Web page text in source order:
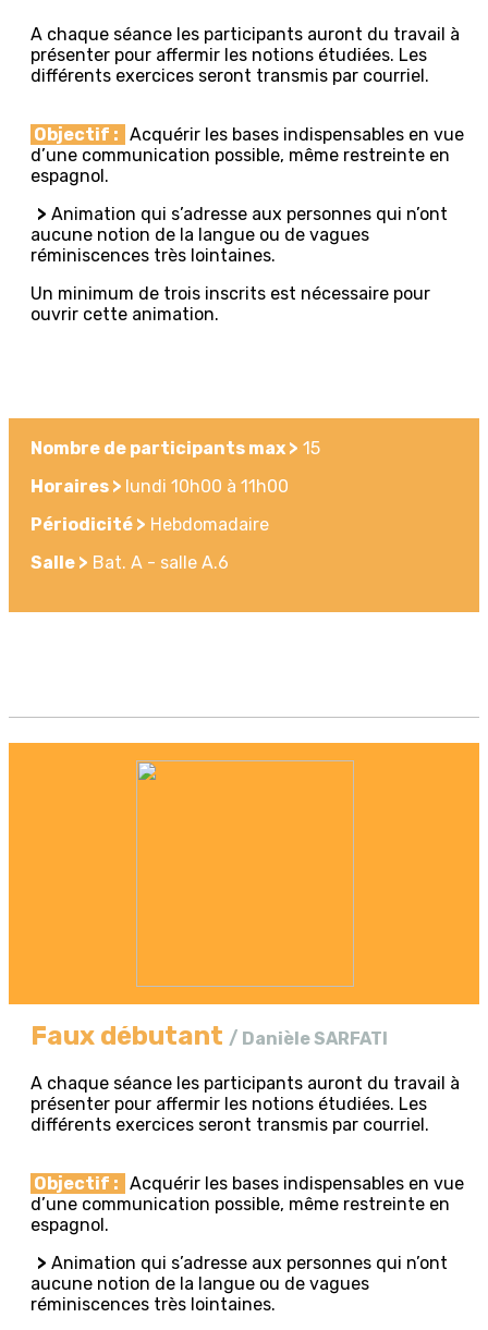
A chaque séance les participants auront du travail à
présenter pour affermir les notions étudiées. Les
différents exercices seront transmis par courriel.
Objectif : Acquérir les bases indispensables en vue
d’une communication possible, même restreinte en
espagnol.
> Animation qui s’adresse aux personnes qui n’ont
aucune notion de la langue ou de vagues
réminiscences très lointaines.
Un minimum de trois inscrits est nécessaire pour
ouvrir cette animation.
Nombre de participants max > 15
Horaires > lundi 10h00 à 11h00
Périodicité > Hebdomadaire
Salle > Bat. A - salle A.6
Faux débutant / Danièle SARFATI
A chaque séance les participants auront du travail à
présenter pour affermir les notions étudiées. Les
différents exercices seront transmis par courriel.
Objectif : Acquérir les bases indispensables en vue
d’une communication possible, même restreinte en
espagnol.
> Animation qui s’adresse aux personnes qui n’ont
aucune notion de la langue ou de vagues
réminiscences très lointaines.